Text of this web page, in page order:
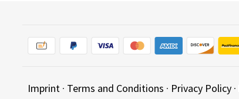
Imprint · Terms and Conditions · Privacy Policy ·